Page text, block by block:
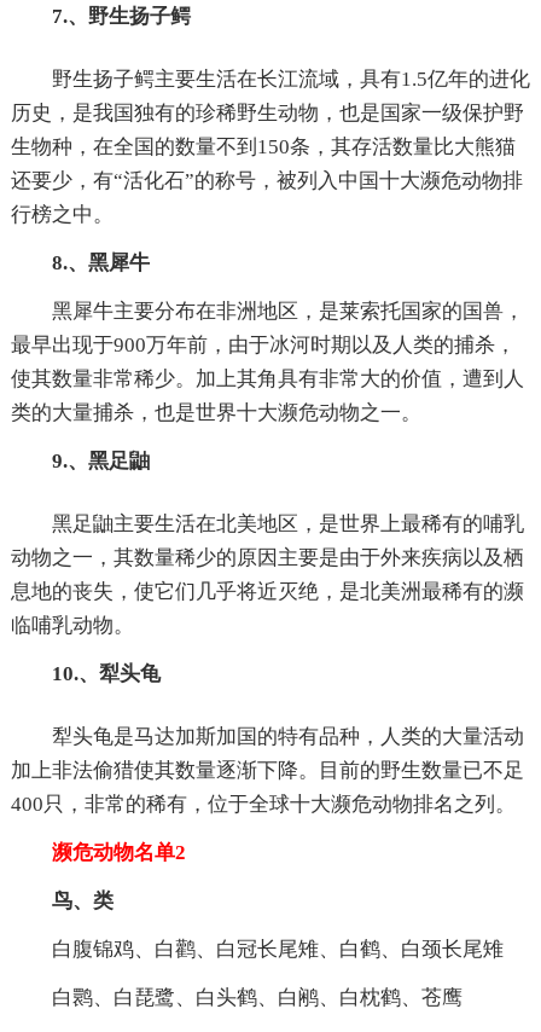
7.、野生扬子鳄
野生扬子鳄主要生活在长江流域，具有1.5亿年的进化
历史，是我国独有的珍稀野生动物，也是国家一级保护野
生物种，在全国的数量不到150条，其存活数量比大熊猫
还要少，有“活化石”的称号，被列入中国十大濒危动物排
行榜之中。
8.、黑犀牛
黑犀牛主要分布在非洲地区，是莱索托国家的国兽，
最早出现于900万年前，由于冰河时期以及人类的捕杀，
使其数量非常稀少。加上其角具有非常大的价值，遭到人
类的大量捕杀，也是世界十大濒危动物之一。
9.、黑足鼬
黑足鼬主要生活在北美地区，是世界上最稀有的哺乳
动物之一，其数量稀少的原因主要是由于外来疾病以及栖
息地的丧失，使它们几乎将近灭绝，是北美洲最稀有的濒
临哺乳动物。
10.、犁头龟
犁头龟是马达加斯加国的特有品种，人类的大量活动
加上非法偷猎使其数量逐渐下降。目前的野生数量已不足
400只，非常的稀有，位于全球十大濒危动物排名之列。
濒危动物名单2
鸟、类
白腹锦鸡、白鹳、白冠长尾雉、白鹤、白颈长尾雉
白鹮、白琵鹭、白头鹤、白鹇、白枕鹤、苍鹰